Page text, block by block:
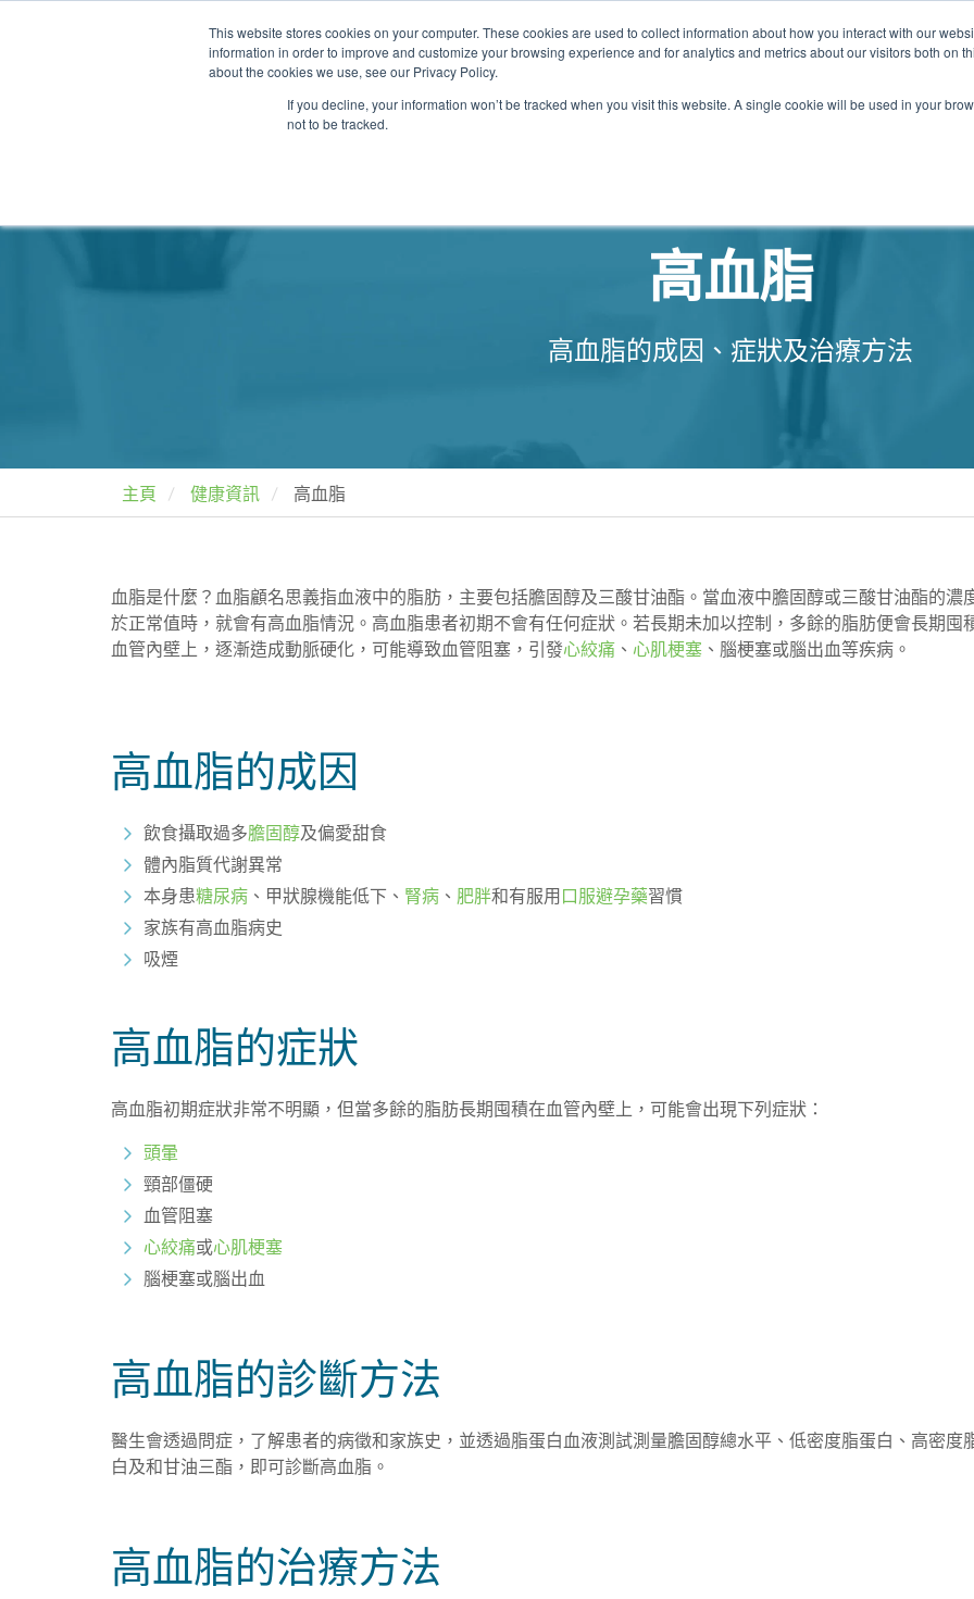
This website stores cookies on your computer. These cookies are used to collect information about how you interact with our
information in order to improve and customize your browsing experience and for analytics and metrics about our visitors both on
about the cookies we use, see our Privacy Policy.
If you decline, your information won’t be tracked when you visit this website. A single cookie will be used in your
not to be tracked.
關於我們 我們的診所 計劃 資源 最
我們的醫護團隊
高血脂
高血脂的成因、症狀及治療方法
主頁 健康資訊 高血脂
血脂是什麼？血脂顧名思義指血液中的脂肪，主要包括膽固醇及三酸甘油酯。當血液中膽固醇或三酸甘油酯的濃
於正常值時，就會有高血脂情況。高血脂患者初期不會有任何症狀。若長期未加以控制，多餘的脂肪便會長期囤
血管內壁上，逐漸造成動脈硬化，可能導致血管阻塞，引發心絞痛 、 心肌梗塞 、腦梗塞或腦出血等疾病。
高血脂的成因
飲食攝取過多膽固醇及偏愛甜食
體內脂質代謝異常
本身患糖尿病 、甲狀腺機能低下、 腎病 、 肥胖和有服用 口服避孕藥習慣
家族有高血脂病史
吸煙
高血脂的症狀
高血脂初期症狀非常不明顯，但當多餘的脂肪長期囤積在血管內壁上，可能會出現下列症狀：
頭暈
頸部僵硬
血管阻塞
心絞痛或心肌梗塞
腦梗塞或腦出血
高血脂的診斷方法
醫生會透過問症，了解患者的病徵和家族史，並透過脂蛋白血液測試測量膽固醇總水平、低密度脂蛋白、高密度
白及和甘油三酯，即可診斷高血脂。
高血脂的治療方法